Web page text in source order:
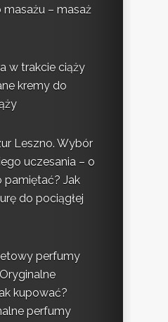
masażu – masaż
w trakcie ciąży
kremy do
Leszno. Wybór
uczesania – o
Jak
do pociągłej
perfumy
kupować?
perfumy